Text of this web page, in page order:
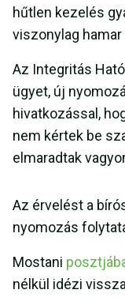
hűtlen kezelés
viszonylag
Az Integritás
ügyet, új
hivatkozással,
nem kértek be
elmaradtak
Az érvelést a
nyomozás
Mostani
nélkül idézi